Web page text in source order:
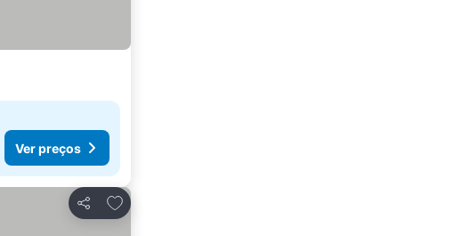
Ver preços
Partilhar
Adicionar aos favoritos